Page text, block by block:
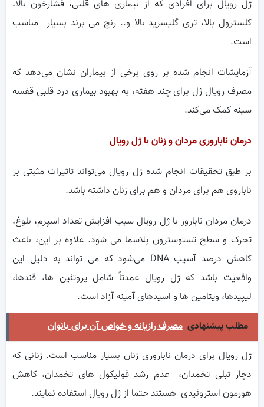
ژل رویال برای افرادی که از بیماری های قلبی، فشارخون بالا،
کلسترول بالا، تری گلیسرید بالا و.. رنج می برند بسیار مناسب
است.
آزمایشات انجام شده بر روی برخی از بیماران نشان می‌دهد که
مصرف رویال ژل برای چند هفته، به بهبود بیماری درد قلبی قفسه
سینه کمک می‌کند.
درمان ناباروری مردان و زنان با ژل رویال
بر طبق تحقیقات انجام شده ژل رویال می‌تواند تاثیرات مثبتی بر
ناباروی هم برای مردان و هم برای زنان داشته باشد.
درمان مردان نابارور با ژل رویال سبب افزایش تعداد اسپرم، بلوغ،
تحرک و سطح تستوسترون پلاسما می شود. علاوه بر این، باعث
کاهش درصد آسیب DNA می‌شود که می تواند به دلیل این
واقعیت باشد که ژل رویال عمدتاً شامل پروتئین ها، قندها،
لیپیدها، ویتامین ها و اسیدهای آمینه آزاد است.
مطلب پیشنهادی مصرف رازیانه و خواص آن برای بانوان
ژل رویال برای درمان ناباروری زنان بسیار مناسب است. زنانی که
دچار تبلی تخمدان، عدم رشد فولیکول های تخمدان، کاهش
هورمون استروئیدی هستند حتما از ژل رویال استفاده نمایند.